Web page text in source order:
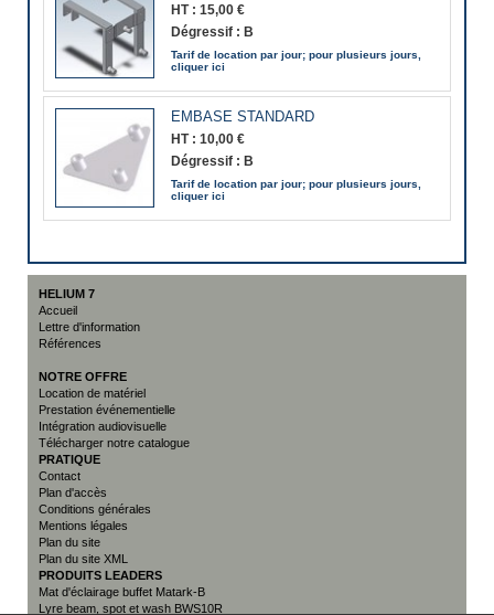
HT : 15,00 €
Dégressif : B
Tarif de location par jour; pour plusieurs jours,
cliquer ici
EMBASE STANDARD
HT : 10,00 €
Dégressif : B
Tarif de location par jour; pour plusieurs jours,
cliquer ici
HELIUM 7
Accueil
Lettre d'information
Références
NOTRE OFFRE
Location de matériel
Prestation événementielle
Intégration audiovisuelle
Télécharger notre catalogue
PRATIQUE
Contact
Plan d'accès
Conditions générales
Mentions légales
Plan du site
Plan du site XML
PRODUITS LEADERS
Mat d'éclairage buffet Matark-B
Lyre beam, spot et wash BWS10R